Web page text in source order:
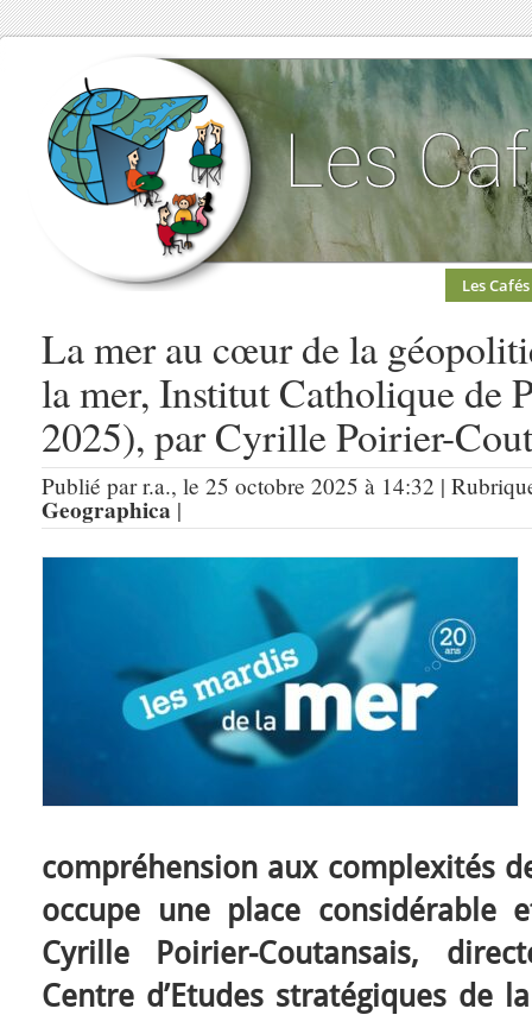
Les Cafés
La mer au cœur de la
la mer, Institut Catholique de
2025), par Cyrille Poirier-
Publié par r.a., le 25 octobre 2025 à 14:32 |
Geographica |
compréhension aux complexités
occupe une place considérable
Cyrille Poirier-Coutansais,
Centre d’Etudes stratégiques de